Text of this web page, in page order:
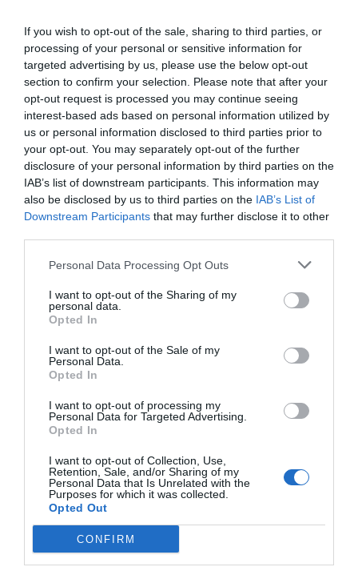
If you wish to opt-out of the sale, sharing to third parties, or
processing of your personal or sensitive information for
targeted advertising by us, please use the below opt-out
section to confirm your selection. Please note that after your
opt-out request is processed you may continue seeing
interest-based ads based on personal information utilized by
us or personal information disclosed to third parties prior to
your opt-out. You may separately opt-out of the further
disclosure of your personal information by third parties on the
IAB’s list of downstream participants. This information may
also be disclosed by us to third parties on the IAB’s List of
Downstream Participants that may further disclose it to other
Personal Data Processing Opt Outs
I want to opt-out of the Sharing of my
personal data.
Opted In
I want to opt-out of the Sale of my
Personal Data.
Opted In
I want to opt-out of processing my
Personal Data for Targeted Advertising.
Opted In
I want to opt-out of Collection, Use,
Retention, Sale, and/or Sharing of my
Personal Data that Is Unrelated with the
Purposes for which it was collected.
Opted Out
CONFIRM
Favoloso 8.9 /10
TARIFFE
Hotel Rex
4.25 kmdal centro
Buono 7.1
TARIFFE
Hotel Roma
Favoloso 8.7
TARIFFE
TARIFFE
9.37 kmdal centro
TARIFFE
Cosmo Hotel Palace